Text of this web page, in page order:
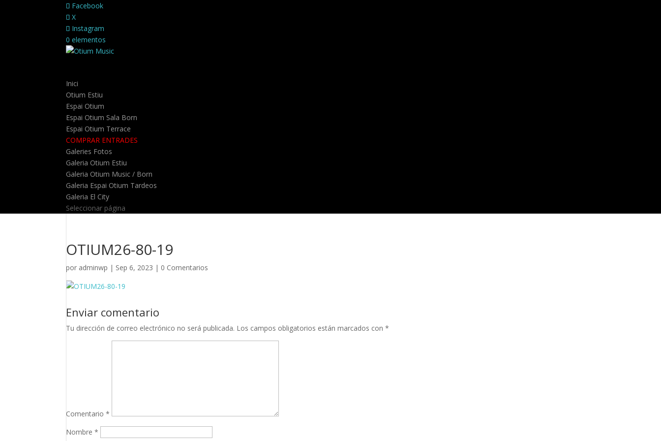
Facebook
X
Instagram
0 elementos
Inici
Otium Estiu
Espai Otium
Espai Otium Sala Born
Espai Otium Terrace
COMPRAR ENTRADES
Galeries Fotos
Galeria Otium Estiu
Galeria Otium Music / Born
Galeria Espai Otium Tardeos
Galeria El City
Seleccionar página
OTIUM26-80-19
por adminwp | Sep 6, 2023 | 0 Comentarios
Enviar comentario
Tu dirección de correo electrónico no será publicada. Los campos obligatorios están marcados con*
Comentario*
Nombre*